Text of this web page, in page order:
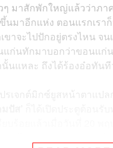
ๆ มาสักพักใหญ่แล้วว่าภา
นมาอีกแห่ง ตอนแรกเรา
ขาจะไปปักอยู่ตรงไหน จ
ก่นทักมาบอกว่าขอนแก่
นั้นแหละ ถึงได้ร้องอ๋อทัน
รเจกต์มิกซ์ยูสหน้าตาแปล